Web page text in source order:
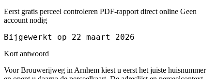
Eerst gratis perceel controleren PDF-rapport direct online Geen
account nodig
Bijgewerkt op 22 maart 2026
Kort antwoord
Voor Brouwerijweg in Arnhem kiest u eerst het juiste huisnummer